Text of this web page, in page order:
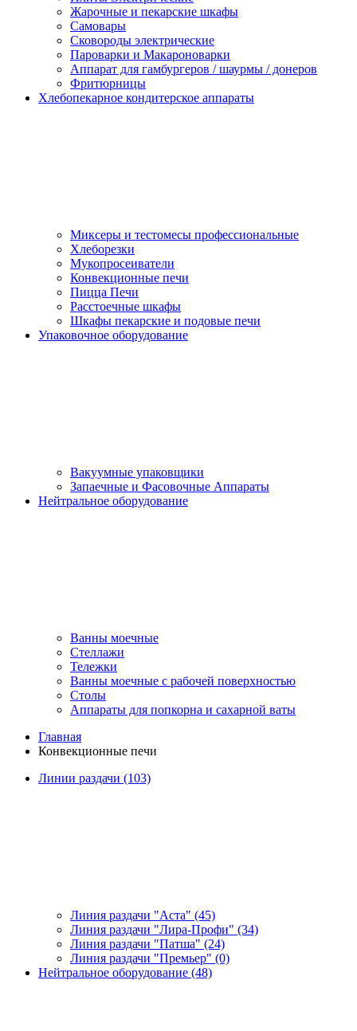
Жарочные и пекарские шкафы
Самовары
Сковороды электрические
Пароварки и Макароноварки
Аппарат для гамбургеров / шаурмы / донеров
Фритюрницы
Хлебопекарное кондитерское аппараты
Миксеры и тестомесы профессиональные
Хлеборезки
Мукопросеиватели
Конвекционные печи
Пицца Печи
Расстоечные шкафы
Шкафы пекарские и подовые печи
Упаковочное оборудование
Вакуумные упаковщики
Запаечные и Фасовочные Аппараты
Нейтральное оборудование
Ванны моечные
Стеллажи
Тележки
Ванны моечные с рабочей поверхностью
Столы
Аппараты для попкорна и сахарной ваты
Главная
Конвекционные печи
Линии раздачи (103)
Линия раздачи "Аста" (45)
Линия раздачи "Лира-Профи" (34)
Линия раздачи "Патша" (24)
Линия раздачи "Премьер" (0)
Нейтральное оборудование (48)